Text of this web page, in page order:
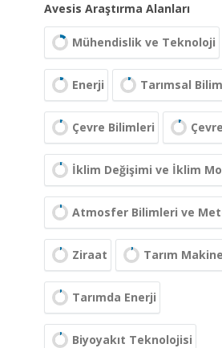
Avesis Araştırma Alanları
Mühendislik ve Teknoloji
Enerji Tarımsal
Çevre Bilimleri
İklim Değişimi ve İklim
Atmosfer Bilimleri ve
Ziraat Tarım
Tarımda Enerji
Biyoyakıt Teknolojisi